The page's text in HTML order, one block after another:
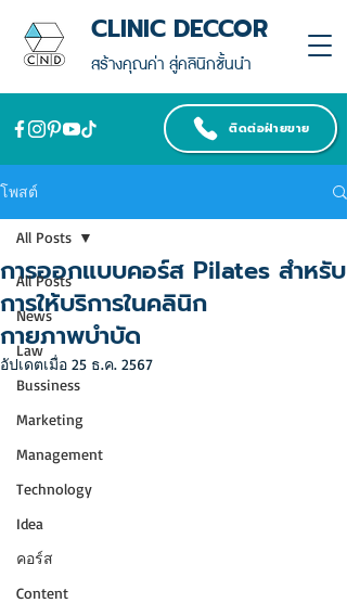
สร้างคุณค่า สู่คลินิกชั้นนำ
CLINIC DECCOR
ติดต่อฝ่ายขาย
โพสต์
All Posts
News
Law
Bussiness
Marketing
Management
Technology
Idea
คอร์ส
Content
All Posts
การออกแบบคอร์ส Pilates สำหรับ
การให้บริการในคลินิก
กายภาพบำบัด
อัปเดตเมื่อ 25 ธ.ค. 2567